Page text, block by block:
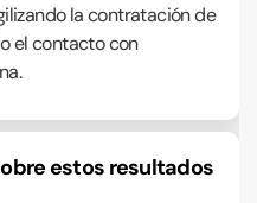
la contratación de
el contacto con
estos resultados